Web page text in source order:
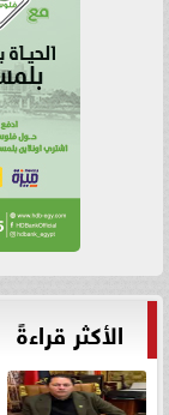
الأكثر قراءةً